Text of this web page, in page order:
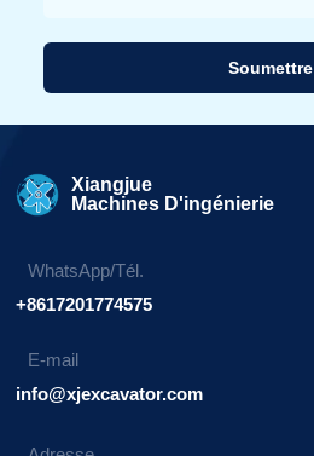
Soumettre
Xiangjue
Machines D'ingénierie
WhatsApp/Tél.
+8617201774575
E-mail
info@xjexcavator.com